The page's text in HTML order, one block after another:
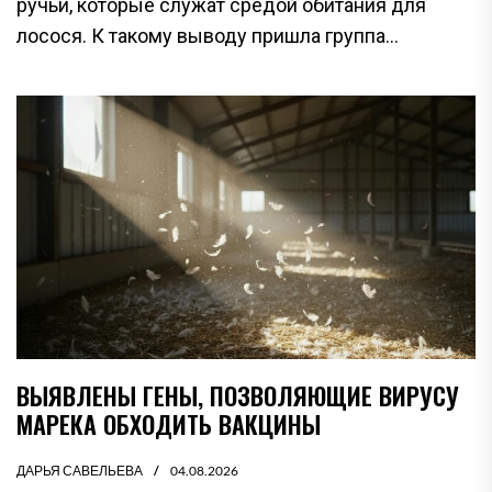
ручьи, которые служат средой обитания для
лосося. К такому выводу пришла группа...
ВЫЯВЛЕНЫ ГЕНЫ, ПОЗВОЛЯЮЩИЕ ВИРУСУ
МАРЕКА ОБХОДИТЬ ВАКЦИНЫ
ДАРЬЯ САВЕЛЬЕВА 04.08.2026